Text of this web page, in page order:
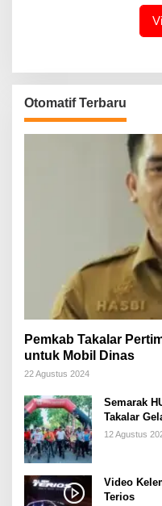
Otomatif Terbaru
Pemkab Takalar
untuk Mobil Dinas
22 Agustus 2024
Semarak
Takalar
12 Agustus
Video
Terios